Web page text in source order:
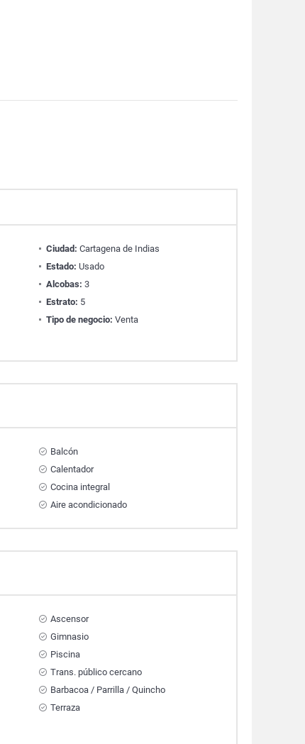
Ciudad: Cartagena de Indias
Estado: Usado
Alcobas: 3
Estrato: 5
Tipo de negocio: Venta
Balcón
Calentador
Cocina integral
Aire acondicionado
Ascensor
Gimnasio
Piscina
Trans. público cercano
Barbacoa / Parrilla / Quincho
Terraza